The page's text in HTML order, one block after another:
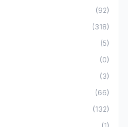
(92)
(318)
(5)
(0)
(3)
(66)
(132)